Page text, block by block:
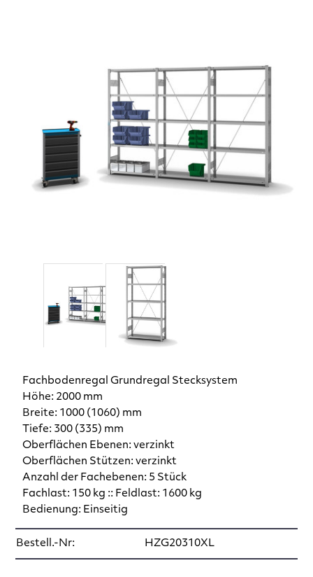
Fachbodenregal Grundregal Stecksystem
Höhe: 2000 mm
Breite: 1000 (1060) mm
Tiefe: 300 (335) mm
Oberflächen Ebenen: verzinkt
Oberflächen Stützen: verzinkt
Anzahl der Fachebenen: 5 Stück
Fachlast: 150 kg :: Feldlast: 1600 kg
Bedienung: Einseitig
Bestell.-Nr: HZG20310XL